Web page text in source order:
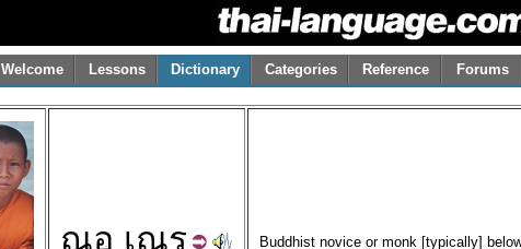
Welcome Lessons Dictionary Categories Reference Forums
ณอ เณร
Buddhist novice or monk [typically]